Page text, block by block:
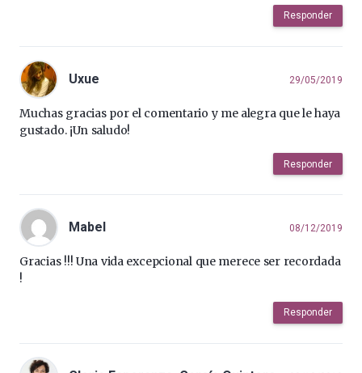
Responder
Uxue 29/05/2019
Muchas gracias por el comentario y me alegra que le haya
gustado. ¡Un saludo!
Responder
Mabel 08/12/2019
Gracias !!! Una vida excepcional que merece ser recordada
!
Responder